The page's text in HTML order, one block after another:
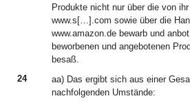
Produkte nicht nur über die von
www.s[…].com sowie über die
www.amazon.de bewarb und
beworbenen und angebotenen
besaß.
24
aa) Das ergibt sich aus einer
nachfolgenden Umstände: